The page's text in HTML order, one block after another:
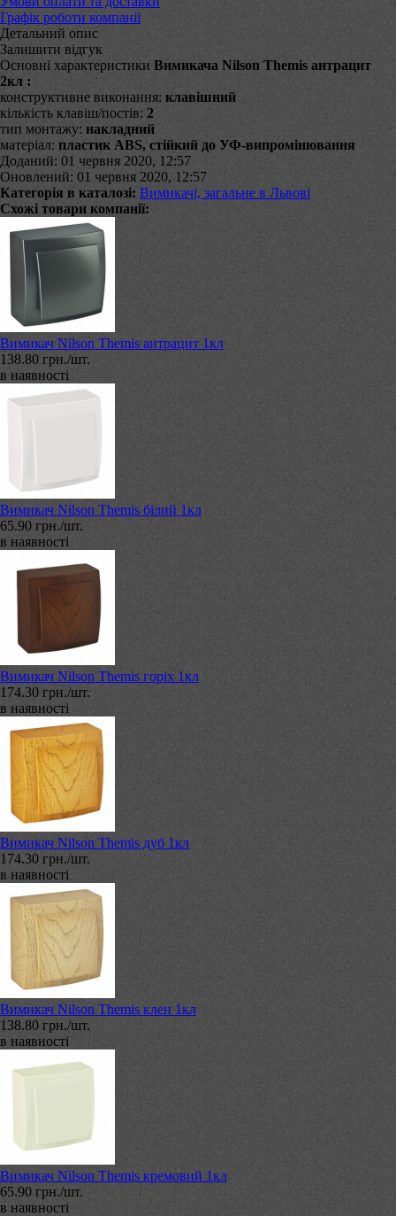
Графік роботи компанії
Детальний опис
Залишити відгук
Основні характеристики Вимикача Nilson Themis антрацит
2кл :
конструктивне виконання: клавішний
кількість клавіш/постів: 2
тип монтажу: накладний
матеріал: пластик ABS, стійкий до УФ-випромінювання
Доданий: 01 червня 2020, 12:57
Оновлений: 01 червня 2020, 12:57
Категорія в каталозі: Вимикачі, загальне в Львові
Схожі товари компанії:
Вимикач Nilson Themis антрацит 1кл
138.80 грн./шт.
в наявності
Вимикач Nilson Themis білий 1кл
65.90 грн./шт.
в наявності
Вимикач Nilson Themis горіх 1кл
174.30 грн./шт.
в наявності
Вимикач Nilson Themis дуб 1кл
174.30 грн./шт.
в наявності
Вимикач Nilson Themis клен 1кл
138.80 грн./шт.
в наявності
Вимикач Nilson Themis кремовий 1кл
65.90 грн./шт.
в наявності